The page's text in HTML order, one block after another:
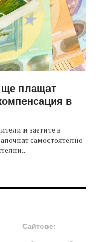
плащат
в
и заетите в
самостоятелно
Сайтове: